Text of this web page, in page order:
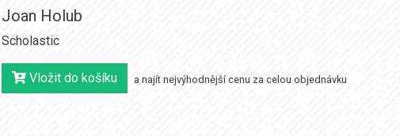
Joan Holub
Scholastic
Vložit do košíku a najít nejvýhodnější cenu za celou objednávku